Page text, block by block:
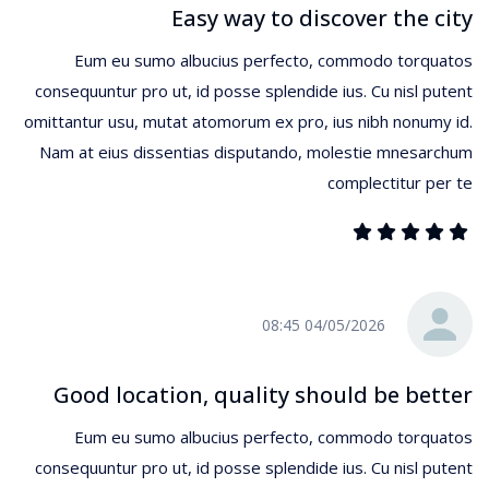
Easy way to discover the city
Eum eu sumo albucius perfecto, commodo torquatos
consequuntur pro ut, id posse splendide ius. Cu nisl putent
omittantur usu, mutat atomorum ex pro, ius nibh nonumy id.
Nam at eius dissentias disputando, molestie mnesarchum
complectitur per te
04/05/2026 08:45
Good location, quality should be better
Eum eu sumo albucius perfecto, commodo torquatos
consequuntur pro ut, id posse splendide ius. Cu nisl putent